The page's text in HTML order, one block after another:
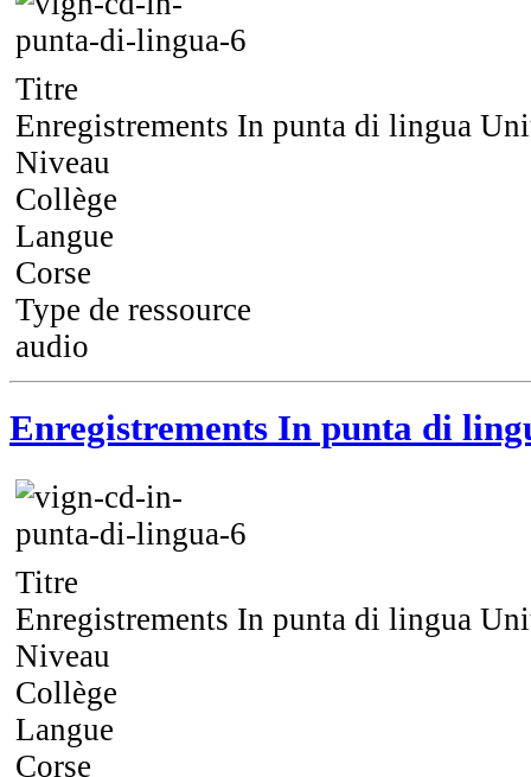
Titre
Enregistrements In punta di lingua
Niveau
Collège
Langue
Corse
Type de ressource
audio
Enregistrements In punta di
Titre
Enregistrements In punta di lingua
Niveau
Collège
Langue
Corse